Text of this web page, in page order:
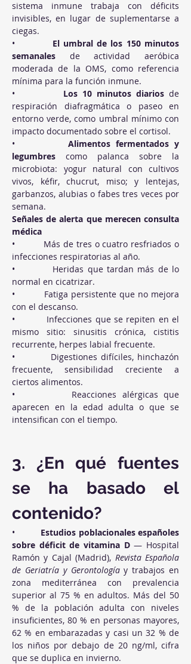
sistema inmune trabaja con déficits
invisibles, en lugar de suplementarse a
ciegas.
• El umbral de los 150 minutos
semanales de actividad aeróbica
moderada de la OMS, como referencia
mínima para la función inmune.
• Los 10 minutos diarios de
respiración diafragmática o paseo en
entorno verde, como umbral mínimo con
impacto documentado sobre el cortisol.
• Alimentos fermentados y
legumbres como palanca sobre la
microbiota: yogur natural con cultivos
vivos, kéfir, chucrut, miso; y lentejas,
garbanzos, alubias o fabes tres veces por
semana.
Señales de alerta que merecen consulta
médica
•          Más de tres o cuatro resfriados o
infecciones respiratorias al año.
•          Heridas que tardan más de lo
normal en cicatrizar.
•          Fatiga persistente que no mejora
con el descanso.
•          Infecciones que se repiten en el
mismo sitio: sinusitis crónica, cistitis
recurrente, herpes labial frecuente.
•          Digestiones difíciles, hinchazón
frecuente, sensibilidad creciente a
ciertos alimentos.
•          Reacciones alérgicas que
aparecen en la edad adulta o que se
intensifican con el tiempo.
3. ¿En qué fuentes
se ha basado el
contenido?
• Estudios poblacionales españoles
sobre déficit de vitamina D — Hospital
Ramón y Cajal (Madrid), Revista Española
de Geriatría y Gerontología y trabajos en
zona mediterránea con prevalencia
superior al 75 % en adultos. Más del 50
% de la población adulta con niveles
insuficientes, 80 % en personas mayores,
62 % en embarazadas y casi un 32 % de
los niños por debajo de 20 ng/ml, cifra
que se duplica en invierno.